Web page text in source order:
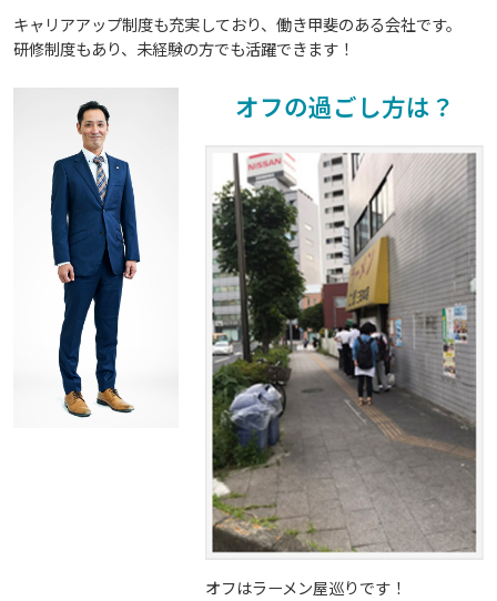
キャリアアップ制度も充実しており、働き甲斐のある会社です。
研修制度もあり、未経験の方でも活躍できます！
オフの過ごし方は？
オフはラーメン屋巡りです！